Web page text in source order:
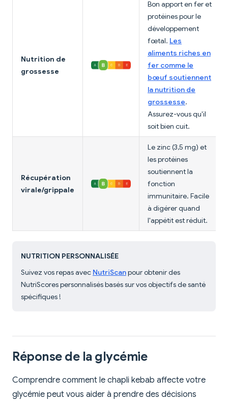
Nutrition de
grossesse
Bon apport en fer et
protéines pour le
développement
fœtal. Les
aliments riches en
fer comme le
bœuf soutiennent
la nutrition de
grossesse.
Assurez-vous qu'il
soit bien cuit.
Récupération
virale/grippale
Le zinc (3,5 mg) et
les protéines
soutiennent la
fonction
immunitaire. Facile
à digérer quand
l'appétit est réduit.
NUTRITION PERSONNALISÉE
Suivez vos repas avec NutriScanpour obtenir des
NutriScores personnalisés basés sur vos objectifs de santé
spécifiques !
Réponse de la glycémie
Comprendre comment le chapli kebab affecte votre
glycémie peut vous aider à prendre des décisions